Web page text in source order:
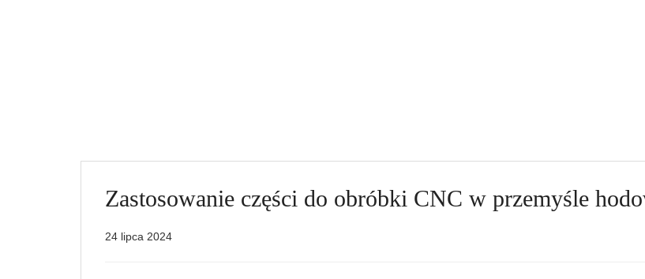
Zastosowanie części do obróbki CNC w przemyśle
24 lipca 2024